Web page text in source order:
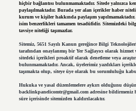
hiçbir bağlantısı bulunmamaktadır. Sitede yalnızca
paylaşılmaktadır. Burada yer alan içerikler haber
kurum ve kişiler hakkında paylaşım
isim benzerlikleri tamamen tesadüfidir. Sitemizdeki
tavsiye niteliği taşımazlar.
Sitemiz, 5651 Sayılı Kanun gereğince Bilgi
tarafından onaylanmış bir Yer Sağlayıcı olarak
sitedeki içerikleri proaktif olarak denetleme veya
bulunmamaktadır. Ancak, üyelerimiz yazdıkları
taşımakta olup, siteye üye olarak bu sorumluluğu
Hukuka ve yasal düzenlemelere aykırı olduğunu
backlinkpanelicomtr@gmail.comadresine bildirmeniz
süre içerisinde sitemizden kaldırılacaktır.